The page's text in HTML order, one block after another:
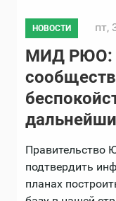
НОВОСТИ пт,
МИД РЮО:
Правительство
подтвердить
планах